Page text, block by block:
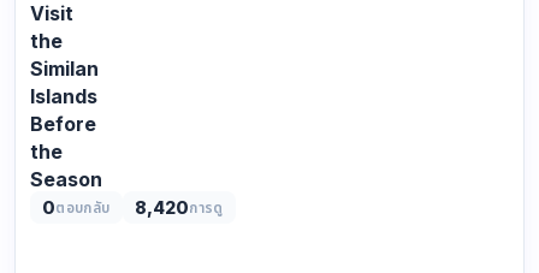
Visit
the
Similan
Islands
Before
the
Season
Closes
0ตอบกลับ 8,420การดู